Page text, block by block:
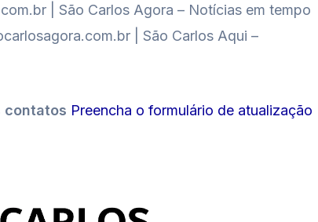
| São Carlos Agora – Notícias em tempo
| São Carlos Aqui –
contatos Preencha o formulário de atualização